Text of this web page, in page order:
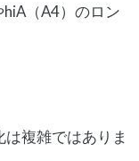
（A4）のロン
複雑ではありま